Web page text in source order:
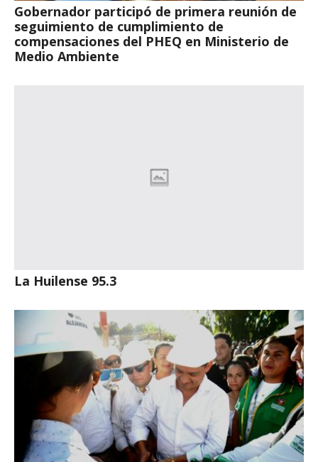
Gobernador participó de primera reunión de
seguimiento de cumplimiento de
compensaciones del PHEQ en Ministerio de
Medio Ambiente
La Huilense 95.3